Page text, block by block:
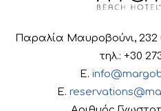
Παραλία Μαυροβούνι, 232
τηλ.: +30
E.
E.